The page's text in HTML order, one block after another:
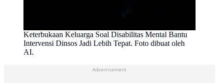
Keterbukaan Keluarga Soal Disabilitas Mental Bantu
Intervensi Dinsos Jadi Lebih Tepat. Foto dibuat oleh
AI.
Advertisement